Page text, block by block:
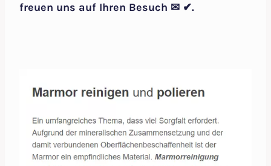
freuen uns auf Ihren Besuch ✉ ✔.